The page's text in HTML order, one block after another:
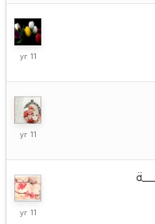
2015
14
14
2015
4